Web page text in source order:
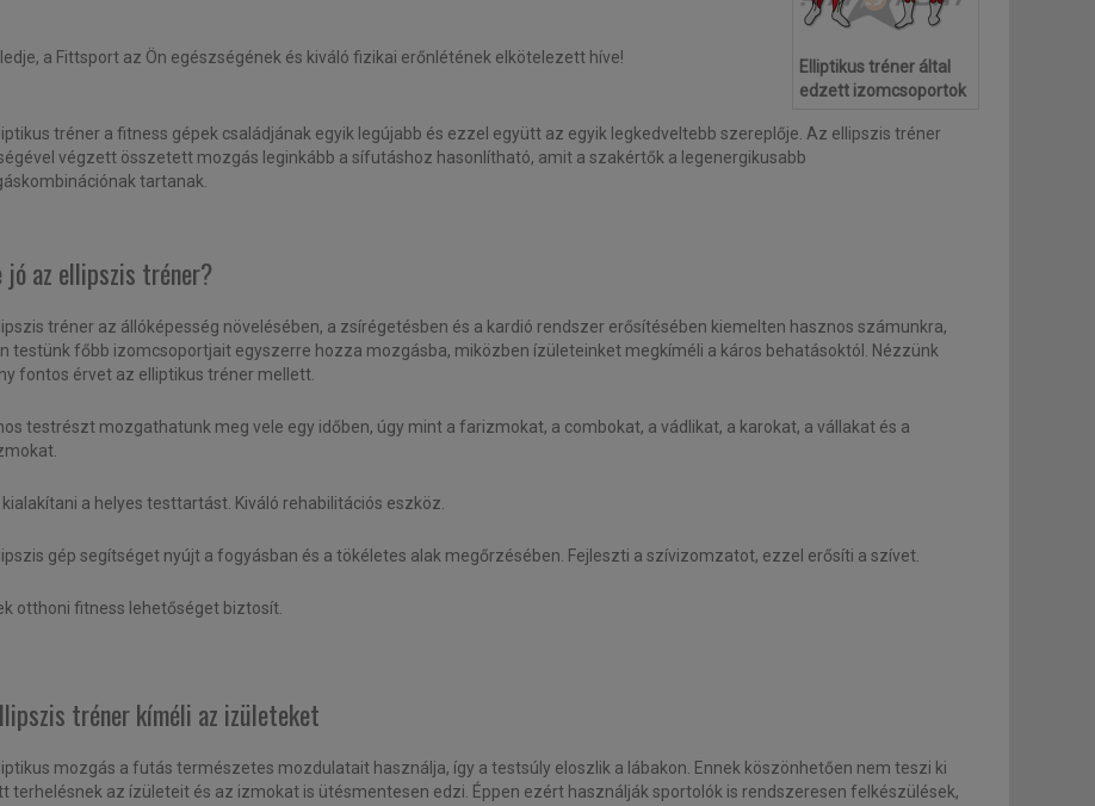
Elliptikus tréner által
edzett izomcsoportok
a Fittsport az Ön egészségének és kiváló fizikai erőnlétének elkötelezett híve!
tréner a fitness gépek családjának egyik legújabb és ezzel együtt az egyik legkedveltebb szereplője. Az ellipszis tréner
végzett összetett mozgás leginkább a sífutáshoz hasonlítható, amit a szakértők a legenergikusabb
tartanak.
jó az ellipszis tréner?
tréner az állóképesség növelésében, a zsírégetésben és a kardió rendszer erősítésében kiemelten hasznos számunkra,
testünk főbb izomcsoportjait egyszerre hozza mozgásba, miközben ízületeinket megkíméli a káros behatásoktól. Nézzünk
fontos érvet az elliptikus tréner mellett.
testrészt mozgathatunk meg vele egy időben, úgy mint a farizmokat, a combokat, a vádlikat, a karokat, a vállakat és a
a helyes testtartást. Kiváló rehabilitációs eszköz.
gép segítséget nyújt a fogyásban és a tökéletes alak megőrzésében. Fejleszti a szívizomzatot, ezzel erősíti a szívet.
otthoni fitness lehetőséget biztosít.
tréner kíméli az izületeket
mozgás a futás természetes mozdulatait használja, így a testsúly eloszlik a lábakon. Ennek köszönhetően nem teszi ki
terhelésnek az ízületeit és az izmokat is ütésmentesen edzi. Éppen ezért használják sportolók is rendszeresen felkészülések,